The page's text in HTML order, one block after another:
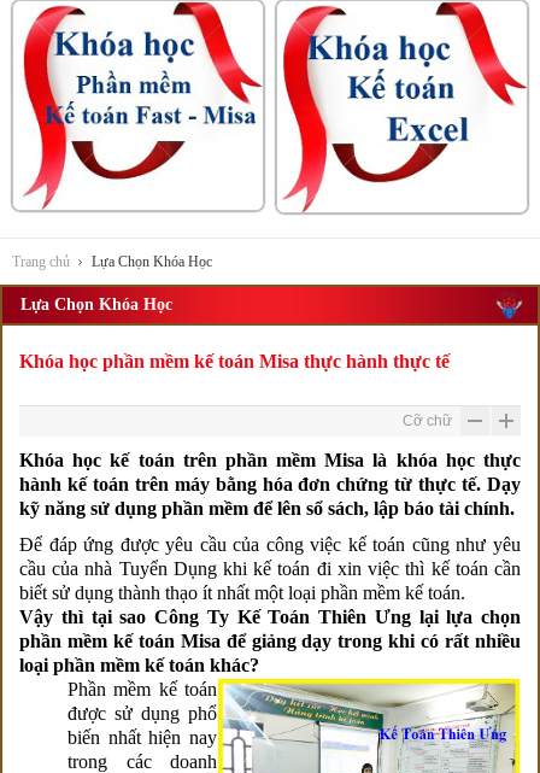
Trang chủ Lựa Chọn Khóa Học
Lựa Chọn Khóa Học
Khóa học phần mềm kế toán Misa thực hành thực tế
Cỡ chữ
Khóa học kế toán trên phần mềm Misa là khóa học thực
hành kế toán trên máy bằng hóa đơn chứng từ thực tế. Dạy
kỹ năng sử dụng phần mềm để lên sổ sách, lập báo tài chính.
Để đáp ứng được yêu cầu của công việc kế toán cũng như yêu
cầu của nhà Tuyển Dụng khi kế toán đi xin việc thì kế toán cần
biết sử dụng thành thạo ít nhất một loại phần mềm kế toán.
Vậy thì tại sao Công Ty Kế Toán Thiên Ưng lại lựa chọn
phần mềm kế toán Misa để giảng dạy trong khi có rất nhiều
loại phần mềm kế toán khác?
Phần mềm kế toán
được sử dụng phổ
biến nhất hiện nay
trong các doanh